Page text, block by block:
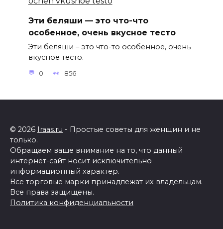
Эти беляши — это что-что
особенное, очень вкусное тесто
Эти беляши – это что-то особенное, очень
вкусное тесто.
0 856
© 2026 Iraas.ru - Простые советы для женщин и не
только.
Обращаем ваше внимание на то, что данный
интернет-сайт носит исключительно
информационный характер.
Все торговые марки принадлежат их владельцам.
Все права защищены.
Политика конфиденциальности